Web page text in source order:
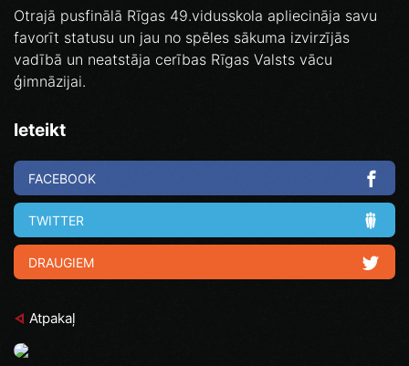
Otrajā pusfinālā Rīgas 49.vidusskola apliecināja savu
favorīt statusu un jau no spēles sākuma izvirzījās
vadībā un neatstāja cerības Rīgas Valsts vācu
ģimnāzijai.
Ieteikt
FACEBOOK
TWITTER
DRAUGIEM
Atpakaļ